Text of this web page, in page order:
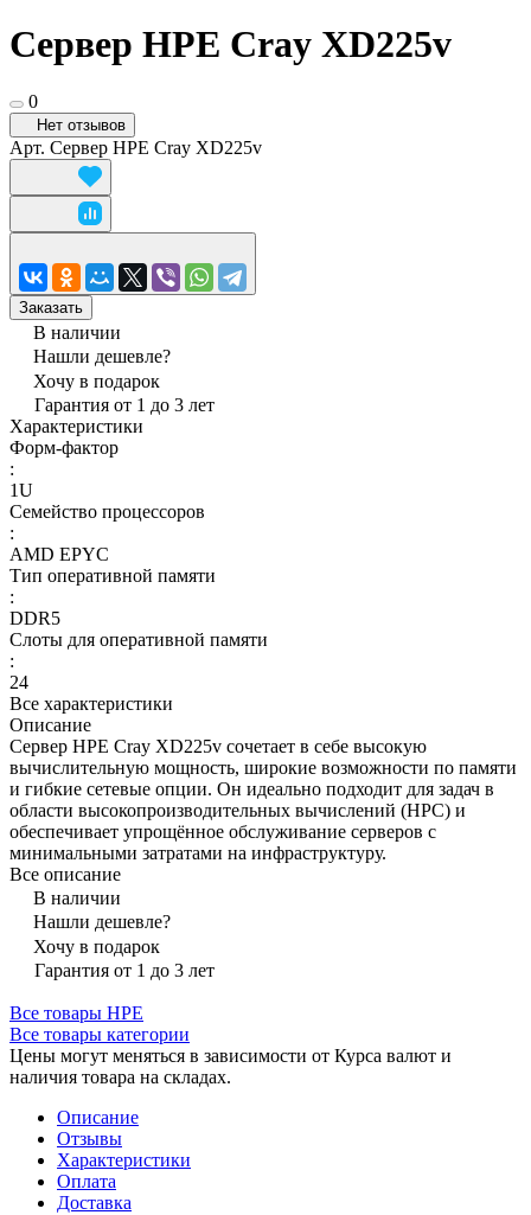
Сервер HPE Cray XD225v
0
Нет отзывов
Арт. Сервер HPE Cray XD225v
Заказать
В наличии
Нашли дешевле?
Хочу в подарок
Гарантия от 1 до 3 лет
Характеристики
Форм-фактор
:
1U
Семейство процессоров
:
AMD EPYC
Тип оперативной памяти
:
DDR5
Слоты для оперативной памяти
:
24
Все характеристики
Описание
Сервер HPE Cray XD225v сочетает в себе высокую
вычислительную мощность, широкие возможности по памяти
и гибкие сетевые опции. Он идеально подходит для задач в
области высокопроизводительных вычислений (HPC) и
обеспечивает упрощённое обслуживание серверов с
минимальными затратами на инфраструктуру.
Все описание
В наличии
Нашли дешевле?
Хочу в подарок
Гарантия от 1 до 3 лет
Все товары HPE
Все товары категории
Цены могут меняться в зависимости от Курса валют и
наличия товара на складах.
Описание
Отзывы
Характеристики
Оплата
Доставка